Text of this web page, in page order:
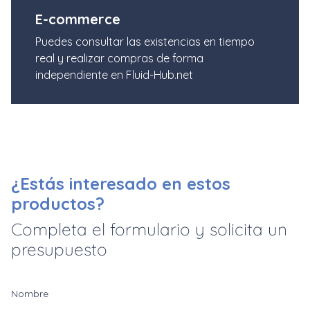
E-commerce
Puedes consultar las existencias en tiempo
real y realizar compras de forma
independiente en Fluid-Hub.net
¿Estás interesado en estos
productos?
Completa el formulario y solicita un
presupuesto
Nombre